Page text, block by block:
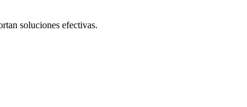
soluciones efectivas.